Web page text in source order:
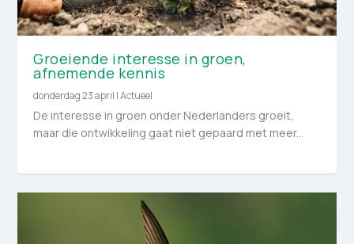
Groeiende interesse in groen,
afnemende kennis
donderdag 23 april |Actueel
De interesse in groen onder Nederlanders groeit,
maar die ontwikkeling gaat niet gepaard met meer...